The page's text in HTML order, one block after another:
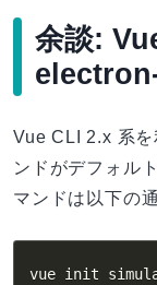
余談:
Vue CLI 2.x 系を
ンドがデフォル
マンドは以下の